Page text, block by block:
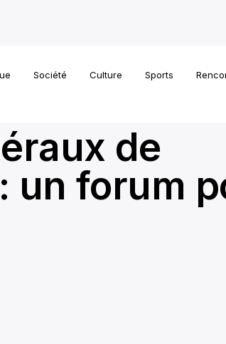
Société Culture Sports
de
un forum